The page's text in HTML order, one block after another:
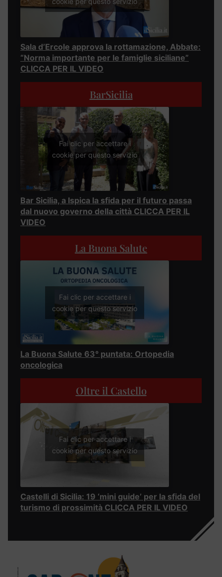
Sala d’Ercole approva la rottamazione, Abbate:
“Norma importante per le famiglie siciliane”
CLICCA PER IL VIDEO
BarSicilia
Fai clic per accettare i
cookie per questo servizio
Bar Sicilia, a Ispica la sfida per il futuro passa
dal nuovo governo della città CLICCA PER IL
VIDEO
La Buona Salute
Fai clic per accettare i
cookie per questo servizio
La Buona Salute 63° puntata: Ortopedia
oncologica
Oltre il Castello
Fai clic per accettare i
cookie per questo servizio
Castelli di Sicilia: 19 ‘mini guide’ per la sfida del
turismo di prossimità CLICCA PER IL VIDEO